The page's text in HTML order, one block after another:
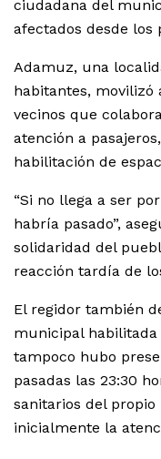
ciudadana del
afectados desde
Adamuz, una
habitantes, movilizó
vecinos que
atención a
habilitación de
“Si no llega a ser
habría pasado”,
solidaridad del
reacción tardía de
El regidor también
municipal habilitada
tampoco hubo
pasadas las 23:30
sanitarios del
inicialmente la